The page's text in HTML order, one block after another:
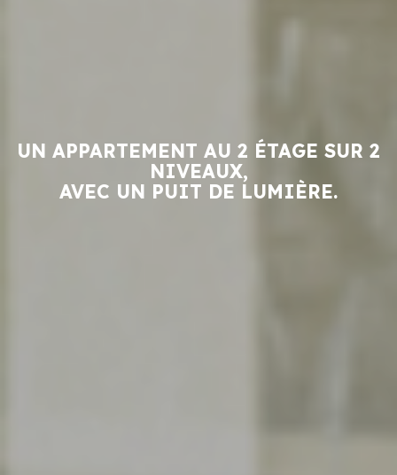
UN APPARTEMENT AU 2 ÉTAGE SUR 2
NIVEAUX,
AVEC UN PUIT DE LUMIÈRE.